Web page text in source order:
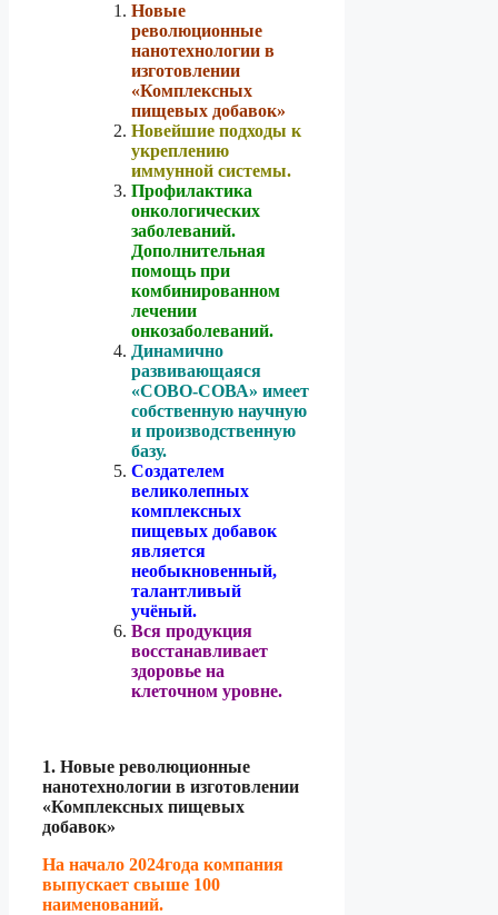
Новые
революционные
нанотехнологии в
изготовлении
«Комплексных
пищевых добавок»
Новейшие подходы к
укреплению
иммунной системы.
Профилактика
онкологических
заболеваний.
Дополнительная
помощь при
комбинированном
лечении
онкозаболеваний.
Динамично
развивающаяся
«СОВО-СОВА» имеет
собственную научную
и производственную
базу.
Создателем
великолепных
комплексных
пищевых добавок
является
необыкновенный,
талантливый
учёный.
Вся продукция
восстанавливает
здоровье на
клеточном уровне.
1. Новые революционные
нанотехнологии в изготовлении
«Комплексных пищевых
добавок»
На начало 2024года компания
выпускает свыше 100
наименований.